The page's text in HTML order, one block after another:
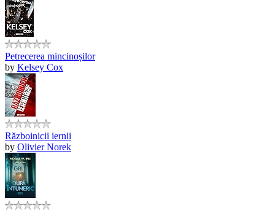
Petrecerea mincinoșilor
by Kelsey Cox
Războinicii iernii
by Olivier Norek